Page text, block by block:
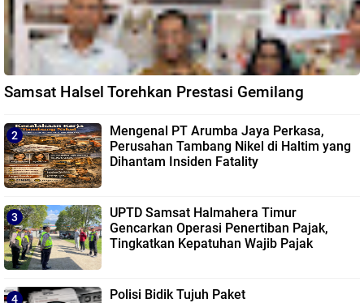
Samsat Halsel Torehkan Prestasi Gemilang
Mengenal PT Arumba Jaya Perkasa,
Perusahan Tambang Nikel di Haltim yang
Dihantam Insiden Fatality
UPTD Samsat Halmahera Timur
Gencarkan Operasi Penertiban Pajak,
Tingkatkan Kepatuhan Wajib Pajak
Polisi Bidik Tujuh Paket